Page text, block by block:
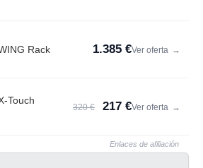
Rack 1.385 €Ver oferta →
Touch
320 € 217 €Ver oferta →
Enlaces de afiliación